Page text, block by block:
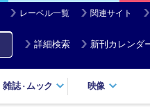
レーベル一覧 関連サイト
詳細検索 新刊カレンダ
雑誌・ ムック 映像